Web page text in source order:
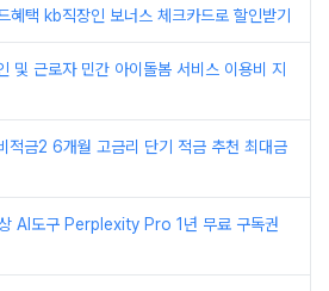
혜택 kb직장인 보너스 체크카드로 할인받기
및 근로자 민간 아이돌봄 서비스 이용비 지
적금2 6개월 고금리 단기 적금 추천 최대금
AI도구 Perplexity Pro 1년 무료 구독권